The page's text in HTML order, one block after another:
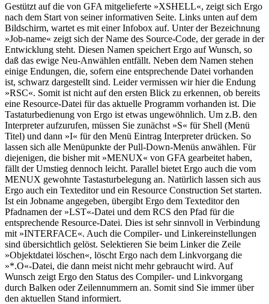
Gestützt auf die von GFA mitgelieferte »XSHELL«, zeigt sich Ergo
nach dem Start von seiner informativen Seite. Links unten auf dem
Bildschirm, wartet es mit einer Infobox auf. Unter der Bezeichnung
»Job-name« zeigt sich der Name des Source-Code, der gerade in der
Entwicklung steht. Diesen Namen speichert Ergo auf Wunsch, so
daß das ewige Neu-Anwählen entfällt. Neben dem Namen stehen
einige Endungen, die, sofern eine entsprechende Datei vorhanden
ist, schwarz dargestellt sind. Leider vermissen wir hier die Endung
»RSC«. Somit ist nicht auf den ersten Blick zu erkennen, ob bereits
eine Resource-Datei für das aktuelle Programm vorhanden ist. Die
Tastaturbedienung von Ergo ist etwas ungewöhnlich. Um z.B. den
Interpreter aufzurufen, müssen Sie zunächst »S« für Shell (Menü
Titel) und dann »I« für den Menü Eintrag Interpreter drücken. So
lassen sich alle Menüpunkte der Pull-Down-Menüs anwählen. Für
diejenigen, die bisher mit »MENUX« von GFA gearbeitet haben,
fällt der Umstieg dennoch leicht. Parallel bietet Ergo auch die vom
MENUX gewohnte Tastasturbelegung an. Natürlich lassen sich aus
Ergo auch ein Texteditor und ein Resource Construction Set starten.
Ist ein Jobname angegeben, übergibt Ergo dem Texteditor den
Pfadnamen der »LST«-Datei und dem RCS den Pfad für die
entsprechende Resource-Datei. Dies ist sehr sinnvoll in Verbindung
mit »INTERFACE«. Auch die Compiler- und Linkereinstellungen
sind übersichtlich gelöst. Selektieren Sie beim Linker die Zeile
»Objektdatei löschen«, löscht Ergo nach dem Linkvorgang die
»*.O«-Datei, die dann meist nicht mehr gebraucht wird. Auf
Wunsch zeigt Ergo den Status des Compiler- und Linkvorgang
durch Balken oder Zeilennummern an. Somit sind Sie immer über
den aktuellen Stand informiert.